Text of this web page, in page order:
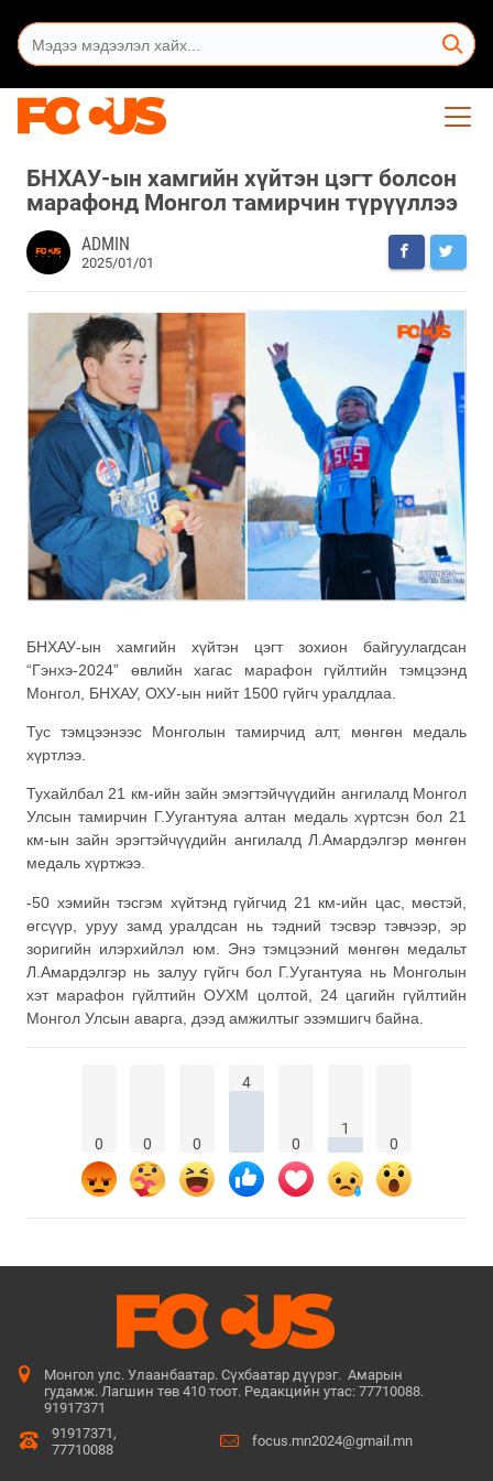
БНХАУ-ын хамгийн хүйтэн цэгт болсон
марафонд Монгол тамирчин түрүүллээ
ADMIN
2025/01/01
БНХАУ-ын хамгийн хүйтэн цэгт зохион байгуулагдсан
“Гэнхэ-2024” өвлийн хагас марафон гүйлтийн тэмцээнд
Монгол, БНХАУ, ОХУ-ын нийт 1500 гүйгч уралдлаа.
Тус тэмцээнээс Монголын тамирчид алт, мөнгөн медаль
хүртлээ.
Тухайлбал 21 км-ийн зайн эмэгтэйчүүдийн ангилалд Монгол
Улсын тамирчин Г.Уугантуяа алтан медаль хүртсэн бол 21
км-ын зайн эрэгтэйчүүдийн ангилалд Л.Амардэлгэр мөнгөн
медаль хүртжээ.
-50 хэмийн тэсгэм хүйтэнд гүйгчид 21 км-ийн цас, мөстэй,
өгсүүр, уруу замд уралдсан нь тэдний тэсвэр тэвчээр, эр
зоригийн илэрхийлэл юм. Энэ тэмцээний мөнгөн медальт
Л.Амардэлгэр нь залуу гүйгч бол Г.Уугантуяа нь Монголын
хэт марафон гүйлтийн ОУХМ цолтой, 24 цагийн гүйлтийн
Монгол Улсын аварга, дээд амжилтыг эзэмшигч байна.
0 0 0
4
0
1
0
Монгол улс. Улаанбаатар. Сүхбаатар дүүрэг. Амарын
гудамж. Лагшин төв 410 тоот. Редакцийн утас: 77710088.
91917371
91917371,
77710088
focus.mn2024@gmail.mn